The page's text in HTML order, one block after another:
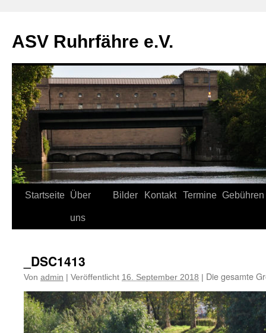
ASV Ruhrfähre e.V.
Zum
Startseite Über
uns
Bilder Kontakt Termine Gebühren
_DSC1413
Von admin | Veröffentlicht 16. September 2018 | Die gesamte